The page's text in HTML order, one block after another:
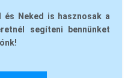
és Neked is hasznosak a
segíteni bennünket